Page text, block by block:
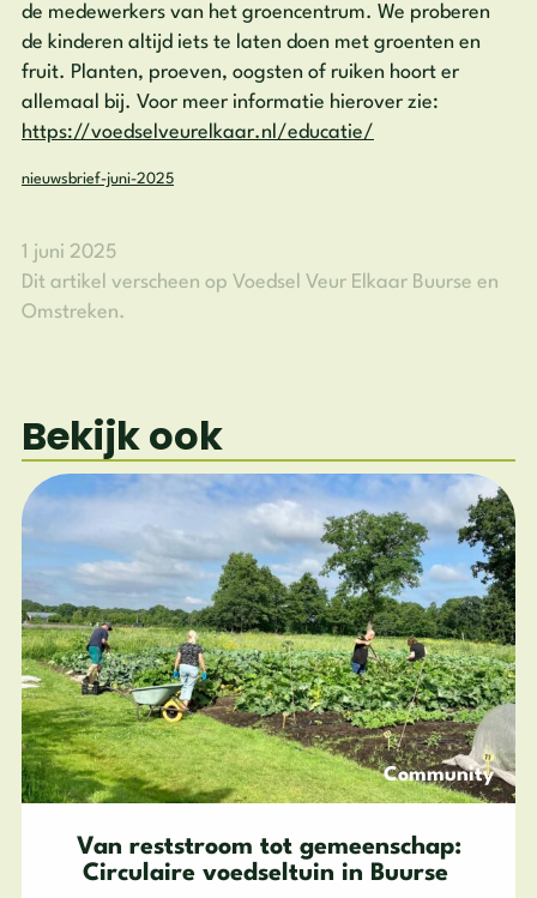
de medewerkers van het groencentrum. We proberen
de kinderen altijd iets te laten doen met groenten en
fruit. Planten, proeven, oogsten of ruiken hoort er
allemaal bij. Voor meer informatie hierover zie:
https://voedselveurelkaar.nl/educatie/
nieuwsbrief-juni-2025
1 juni 2025
Dit artikel verscheen op Voedsel Veur Elkaar Buurse en
Omstreken.
Bekijk ook
Community
Van reststroom tot gemeenschap:
Circulaire voedseltuin in Buurse